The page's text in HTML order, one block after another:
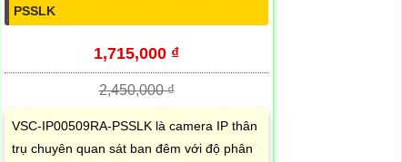
PSSLK
1,715,000 ₫
2,450,000 ₫
VSC-IP00509RA-PSSLK là camera IP thân
trụ chuyên quan sát ban đêm với độ phân